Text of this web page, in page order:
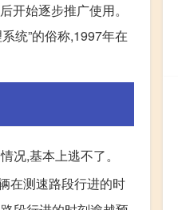
开始逐步推广使用。
统”的俗称,1997年在
况,基本上逃不了。
在测速路段行进的时